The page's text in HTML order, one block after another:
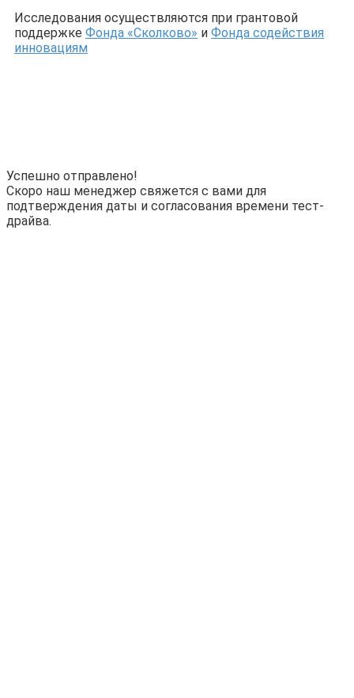
Исследования осуществляются при грантовой
поддержке Фонда «Сколково» и Фонда содействия
инновациям
Успешно отправлено!
Скоро наш менеджер свяжется с вами для
подтверждения даты и согласования времени тест-
драйва.